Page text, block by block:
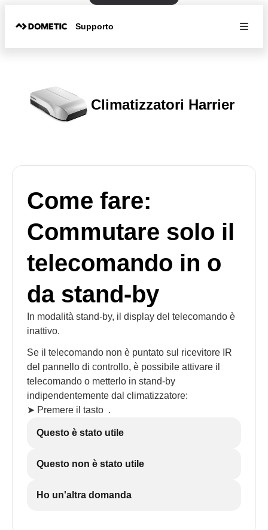
Supporto
Climatizzatori Harrier
Come fare:
Commutare solo il
telecomando in o
da stand-by
In modalità stand-by, il display del telecomando è
inattivo.
Se il telecomando non è puntato sul ricevitore IR
del pannello di controllo, è possibile attivare il
telecomando o metterlo in stand-by
indipendentemente dal climatizzatore:
➤ Premere il tasto .
Questo è stato utile
Questo non è stato utile
Ho un'altra domanda